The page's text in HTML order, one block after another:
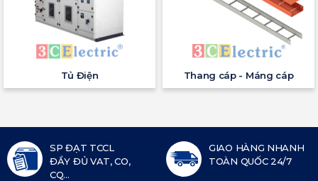
Tủ Điện Thang cáp - Máng cáp
SP ĐẠT TCCL
ĐẦY ĐỦ VAT, CO,
CQ...
GIAO HÀNG NHANH
TOÀN QUỐC 24/7